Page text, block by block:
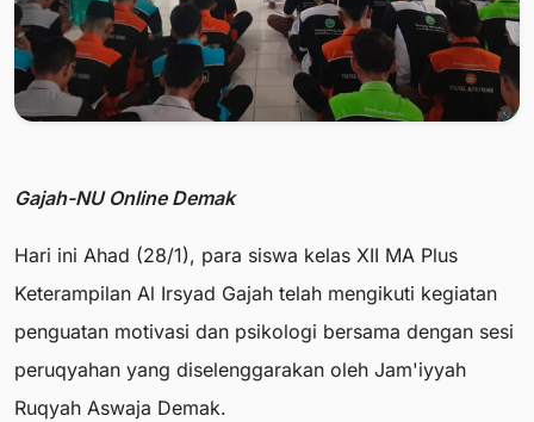
Gajah-NU Online Demak
Hari ini Ahad (28/1), para siswa kelas XII MA Plus
Keterampilan Al Irsyad Gajah telah mengikuti kegiatan
penguatan motivasi dan psikologi bersama dengan sesi
peruqyahan yang diselenggarakan oleh Jam'iyyah
Ruqyah Aswaja Demak.